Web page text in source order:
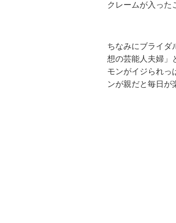
クレームが入った
ちなみにブライダ
想の芸能人夫婦」
モンがイジられっ
ンが親だと毎日が